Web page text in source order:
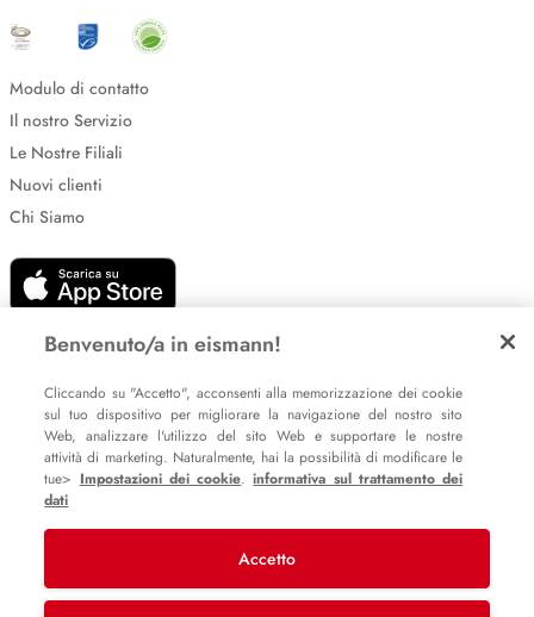
Modulo di contatto
Il nostro Servizio
Le Nostre Filiali
Nuovi clienti
Chi Siamo
Impostazione dei cookie
Informative sulla privacy
Policy Whistleblowing
Last Mile Delivery S.à r.l.
Benvenuto/a in eismann!
Cliccando su "Accetto", acconsenti alla memorizzazione dei cookie
sul tuo dispositivo per migliorare la navigazione del nostro sito
Web, analizzare l'utilizzo del sito Web e supportare le nostre
attività di marketing. Naturalmente, hai la possibilità di modificare le
tue> Impostazioni dei cookie.informativa sul trattamento dei
dati
Accetto